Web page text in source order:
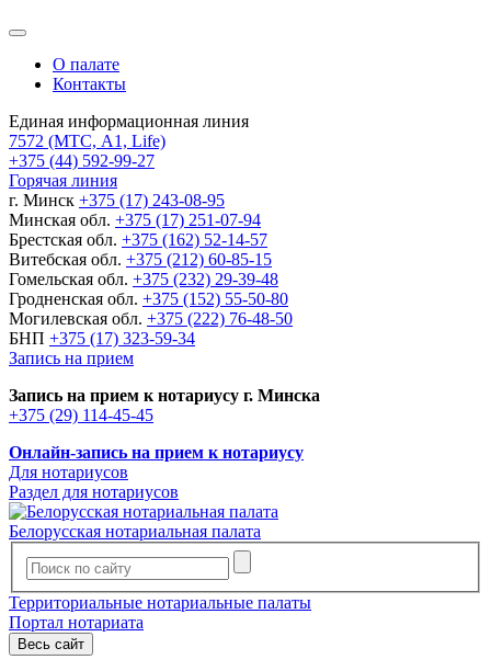
О палате
Контакты
Единая информационная линия
7572 (МТС, A1, Life)
+375 (44) 592-99-27
Горячая линия
г. Минск +375 (17) 243-08-95
Минская обл. +375 (17) 251-07-94
Брестская обл. +375 (162) 52-14-57
Витебская обл. +375 (212) 60-85-15
Гомельская обл. +375 (232) 29-39-48
Гродненская обл. +375 (152) 55-50-80
Могилевская обл. +375 (222) 76-48-50
БНП +375 (17) 323-59-34
Запись на прием
Запись на прием к нотариусу г. Минска
+375 (29) 114-45-45
Онлайн-запись на прием к нотариусу
Для нотариусов
Раздел для нотариусов
Белорусская нотариальная палата
Территориальные нотариальные палаты
Портал нотариата
Весь сайт